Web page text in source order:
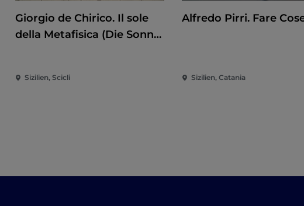
Giorgio de Chirico. Il sole
della Metafisica (Die Sonne
Sizilien, Scicli
Alfredo Pirri. Fare
Sizilien, Catania